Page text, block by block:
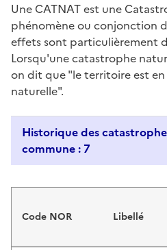
Une CATNAT est une
phénomène ou conjonction
effets sont particulièrement
Lorsqu'une catastrophe
on dit que "le territoire est
naturelle".
Historique des
commune : 7
Code NOR Libellé